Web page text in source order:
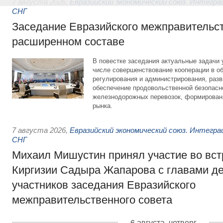
Евразийский экономический союз.
СНГ
Заседание Евразийского
расширенном составе
В повестке заседания актуальные задачи
числе совершенствование кооперации в
регулирования и администрирования,
обеспечение продовольственной
железнодорожных перевозок,
рынка.
7 августа 2026, Евразийский экономический союз.
СНГ
Михаил Мишустин принял участие во
Киргизии Садыра Жапарова с главами
участников заседания Евразийского
межправительственного совета